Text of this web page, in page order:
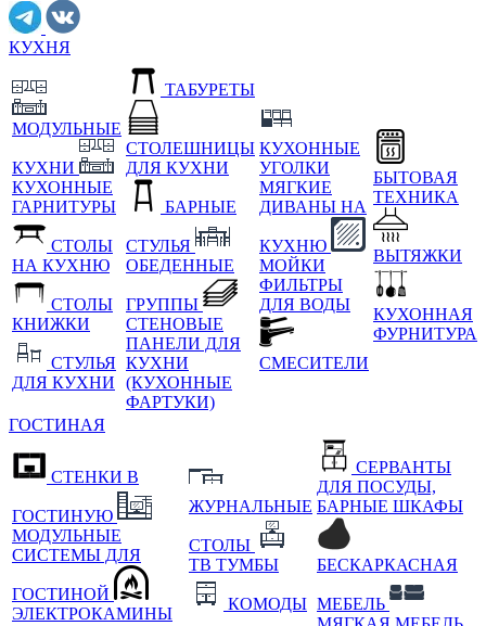
КУХНЯ
МОДУЛЬНЫЕ
КУХНИ
КУХОННЫЕ
ГАРНИТУРЫ
СТОЛЫ
НА КУХНЮ
СТОЛЫ
КНИЖКИ
СТУЛЬЯ
ДЛЯ КУХНИ
ТАБУРЕТЫ
СТОЛЕШНИЦЫ
ДЛЯ КУХНИ
БАРНЫЕ
СТУЛЬЯ
ОБЕДЕННЫЕ
ГРУППЫ
СТЕНОВЫЕ
ПАНЕЛИ ДЛЯ
КУХНИ
(КУХОННЫЕ
ФАРТУКИ)
КУХОННЫЕ
УГОЛКИ
МЯГКИЕ
ДИВАНЫ НА
КУХНЮ
МОЙКИ
ФИЛЬТРЫ
ДЛЯ ВОДЫ
СМЕСИТЕЛИ
БЫТОВАЯ
ТЕХНИКА
ВЫТЯЖКИ
КУХОННАЯ
ФУРНИТУРА
ГОСТИНАЯ
СТЕНКИ В
ГОСТИНУЮ
МОДУЛЬНЫЕ
СИСТЕМЫ ДЛЯ
ГОСТИНОЙ
ЭЛЕКТРОКАМИНЫ
ЖУРНАЛЬНЫЕ
СТОЛЫ
ТВ ТУМБЫ
КОМОДЫ
СЕРВАНТЫ
ДЛЯ ПОСУДЫ,
БАРНЫЕ ШКАФЫ
БЕСКАРКАСНАЯ
МЕБЕЛЬ